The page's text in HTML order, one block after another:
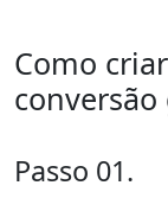
Como
Passo 01.